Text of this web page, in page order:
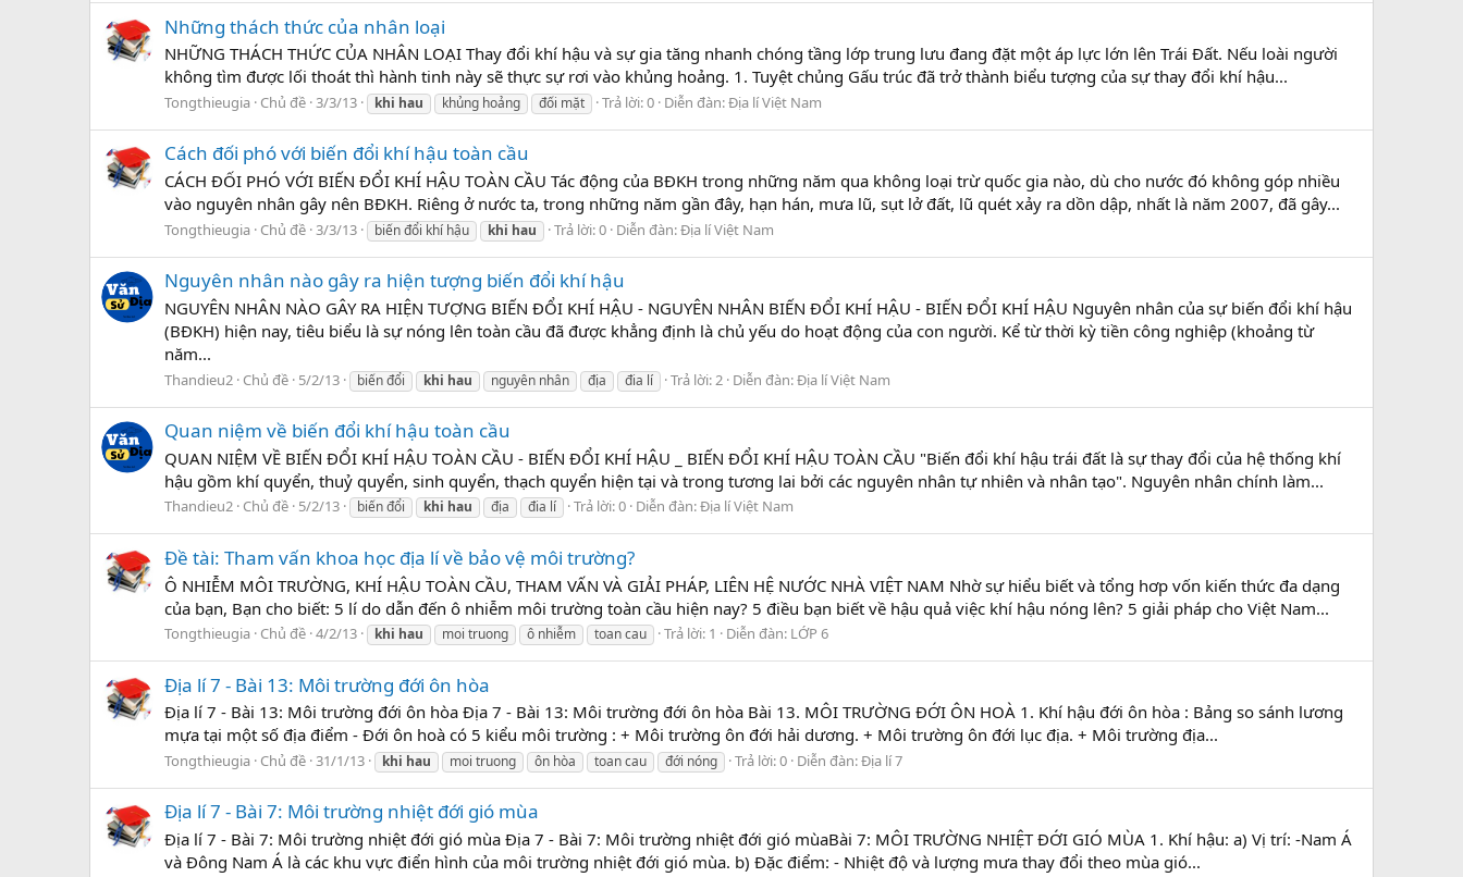
Những thách thức của nhân loại
NHỮNG THÁCH THỨC CỦA NHÂN LOẠI Thay đổi khí hậu và sự gia tăng nhanh chóng tầng lớp trung lưu đang đặt một áp lực lớn lên Trái Đất. Nếu loài người
không tìm được lối thoát thì hành tinh này sẽ thực sự rơi vào khủng hoảng. 1. Tuyệt chủng Gấu trúc đã trở thành biểu tượng của sự thay đổi khí hậu...
Tongthieugia Chủ đề 3/3/13 khi hau khủng hoảng đối mặt Trả lời: 0 Diễn đàn:Địa lí Việt Nam
Cách đối phó với biến đổi khí hậu toàn cầu
CÁCH ĐỐI PHÓ VỚI BIẾN ĐỔI KHÍ HẬU TOÀN CẦU Tác động của BÐKH trong những năm qua không loại trừ quốc gia nào, dù cho nước đó không góp nhiều
vào nguyên nhân gây nên BÐKH. Riêng ở nước ta, trong những năm gần đây, hạn hán, mưa lũ, sụt lở đất, lũ quét xảy ra dồn dập, nhất là năm 2007, đã gây...
Tongthieugia Chủ đề 3/3/13 biến đổi khí hậu khi hau Trả lời: 0 Diễn đàn:Địa lí Việt Nam
Nguyên nhân nào gây ra hiện tượng biến đổi khí hậu
NGUYÊN NHÂN NÀO GÂY RA HIỆN TƯỢNG BIẾN ĐỔI KHÍ HẬU - NGUYÊN NHÂN BIẾN ĐỔI KHÍ HẬU - BIẾN ĐỔI KHÍ HẬU Nguyên nhân của sự biến đổi khí hậu
(BĐKH) hiện nay, tiêu biểu là sự nóng lên toàn cầu đã được khẳng định là chủ yếu do hoạt động của con người. Kể từ thời kỳ tiền công nghiệp (khoảng từ
năm...
Thandieu2 Chủ đề 5/2/13 biến đổi khi hau nguyên nhân địa đia lí Trả lời: 2 Diễn đàn:Địa lí Việt Nam
Quan niệm về biến đổi khí hậu toàn cầu
QUAN NIỆM VỀ BIẾN ĐỔI KHÍ HẬU TOÀN CẦU - BIẾN ĐỔI KHÍ HẬU _ BIẾN ĐỔI KHÍ HẬU TOÀN CẦU "Biến đổi khí hậu trái đất là sự thay đổi của hệ thống khí
hậu gồm khí quyển, thuỷ quyển, sinh quyển, thạch quyển hiện tại và trong tương lai bởi các nguyên nhân tự nhiên và nhân tạo". Nguyên nhân chính làm...
Thandieu2 Chủ đề 5/2/13 biến đổi khi hau địa đia lí Trả lời: 0 Diễn đàn:Địa lí Việt Nam
Đề tài: Tham vấn khoa học địa lí về bảo vệ môi trường?
Ô NHIỄM MÔI TRƯỜNG, KHÍ HẬU TOÀN CẦU, THAM VẤN VÀ GIẢI PHÁP, LIÊN HỆ NƯỚC NHÀ VIỆT NAM Nhờ sự hiểu biết và tổng hơp vốn kiến thức đa dạng
của bạn, Bạn cho biết: 5 lí do dẫn đến ô nhiễm môi trường toàn cầu hiện nay? 5 điều bạn biết về hậu quả việc khí hậu nóng lên? 5 giải pháp cho Việt Nam...
Tongthieugia Chủ đề 4/2/13 khi hau moi truong ô nhiễm toan cau Trả lời: 1 Diễn đàn: LỚP 6
Địa lí 7 - Bài 13: Môi trường đới ôn hòa
Địa lí 7 - Bài 13: Môi trường đới ôn hòa Địa 7 - Bài 13: Môi trường đới ôn hòa Bài 13. MÔI TRƯỜNG ĐỚI ÔN HOÀ 1. Khí hậu đới ôn hòa : Bảng so sánh lương
mựa tại một số địa điểm - Đới ôn hoà có 5 kiểu môi trường : + Môi trường ôn đới hải dương. + Môi trường ôn đới lục địa. + Môi trường địa...
Tongthieugia Chủ đề 31/1/13 khi hau moi truong ôn hòa toan cau đới nóng Trả lời: 0 Diễn đàn:Địa lí 7
Địa lí 7 - Bài 7: Môi trường nhiệt đới gió mùa
Địa lí 7 - Bài 7: Môi trường nhiệt đới gió mùa Địa 7 - Bài 7: Môi trường nhiệt đới gió mùaBài 7: MÔI TRƯỜNG NHIỆT ĐỚI GIÓ MÙA 1. Khí hậu: a) Vị trí: -Nam Á
và Đông Nam Á là các khu vực điển hình của môi trường nhiệt đới gió mùa. b) Đặc điểm: - Nhiệt độ và lượng mưa thay đổi theo mùa gió...